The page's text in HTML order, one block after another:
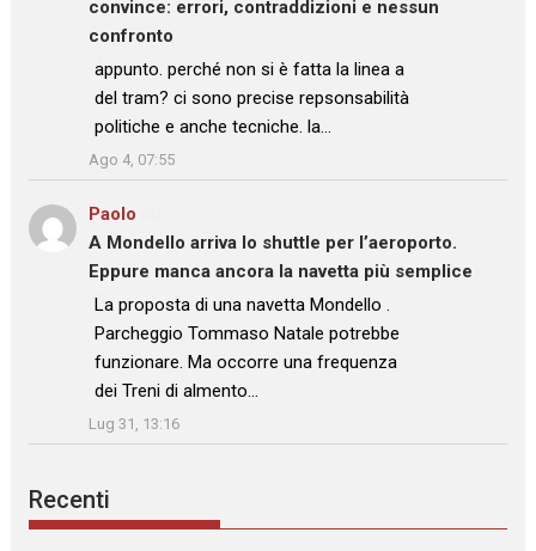
convince: errori, contraddizioni e nessun
confronto
: “
appunto. perché non si è fatta la linea a
del tram? ci sono precise repsonsabilità
politiche e anche tecniche. la…
”
Ago 4, 07:55
Paolo
A Mondello arriva lo shuttle per l’aeroporto.
Eppure manca ancora la navetta più semplice
: “La proposta di una navetta Mondello .
Parcheggio Tommaso Natale potrebbe
funzionare. Ma occorre una frequenza
dei Treni di almento…
”
Lug 31, 13:16
Recenti